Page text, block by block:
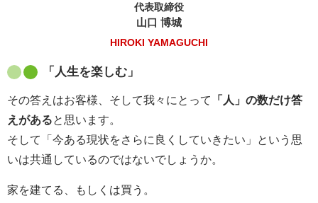
代表取締役
山口 博城
HIROKI YAMAGUCHI
「人生を楽しむ」
その答えはお客様、そして我々にとって
「人」の数だけ答
えがあると思います。
そして「今ある現状をさらに良くしていきたい」という思
いは共通しているのではないでしょうか。
家を建てる、もしくは買う。